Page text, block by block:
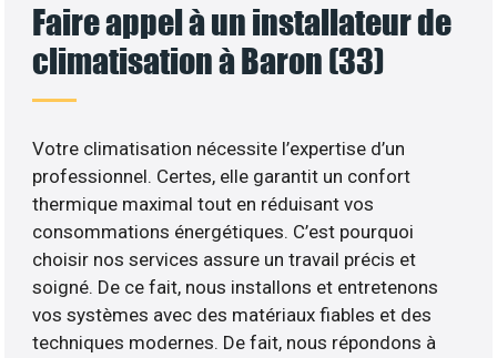
Faire appel à un installateur de
climatisation à Baron (33)
Votre climatisation nécessite l’expertise d’un
professionnel. Certes, elle garantit un confort
thermique maximal tout en réduisant vos
consommations énergétiques. C’est pourquoi
choisir nos services assure un travail précis et
soigné. De ce fait, nous installons et entretenons
vos systèmes avec des matériaux fiables et des
techniques modernes. De fait, nous répondons à